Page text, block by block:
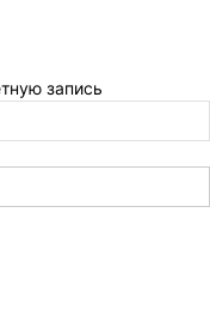
запись